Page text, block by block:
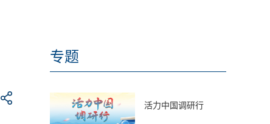
专题
活力中国调研行